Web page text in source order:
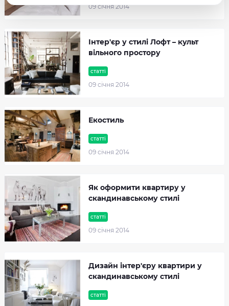
09 cічня 2014
статті
09 cічня 2014
Інтер'єр у стилі Лофт – культ
вільного простору
статті
09 cічня 2014
Екостиль
статті
09 cічня 2014
Як оформити квартиру у
скандинавському стилі
статті
Дизайн інтер'єру квартири у
скандинавському стилі